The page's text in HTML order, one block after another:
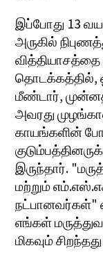
இப்போது 13
அருகில்
தொடக்கத்தில்,
மீண்டார்,
அவரது
காயங்களின்
இருந்தார்.
மற்றும்
நட்பானவர்கள்"
எங்கள்
மிகவும்